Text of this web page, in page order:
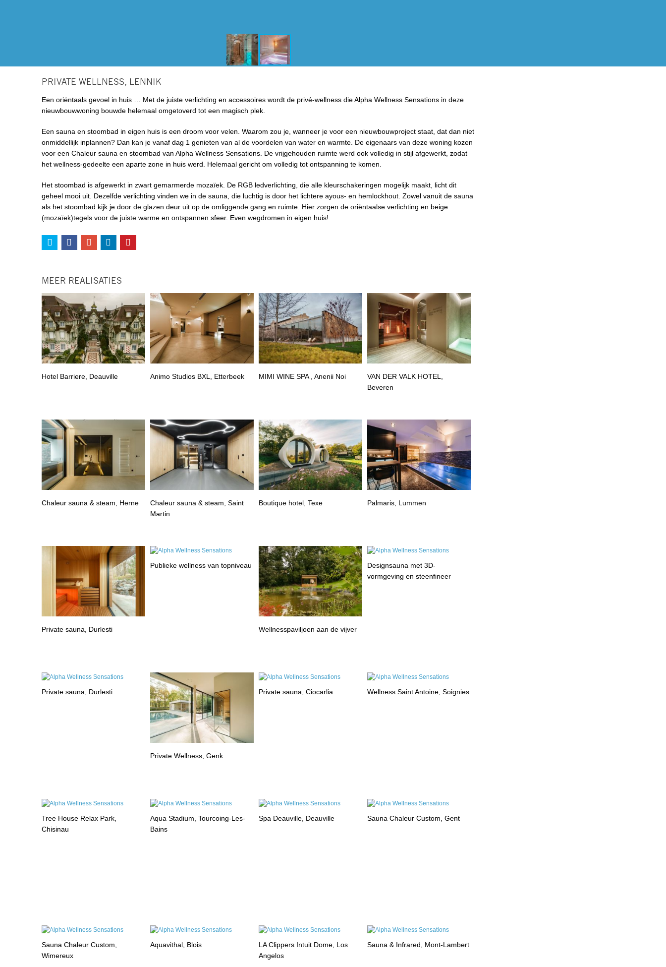
PRIVATE WELLNESS, LENNIK
Een oriëntaals gevoel in huis … Met de juiste verlichting en accessoires wordt de privé-wellness die Alpha Wellness Sensations in deze
nieuwbouwwoning bouwde helemaal omgetoverd tot een magisch plek.
Een sauna en stoombad in eigen huis is een droom voor velen. Waarom zou je, wanneer je voor een nieuwbouwproject staat, dat dan niet
onmiddellijk inplannen? Dan kan je vanaf dag 1 genieten van al de voordelen van water en warmte. De eigenaars van deze woning kozen
voor een Chaleur sauna en stoombad van Alpha Wellness Sensations. De vrijgehouden ruimte werd ook volledig in stijl afgewerkt, zodat
het wellness-gedeelte een aparte zone in huis werd. Helemaal gericht om volledig tot ontspanning te komen.
Het stoombad is afgewerkt in zwart gemarmerde mozaïek. De RGB ledverlichting, die alle kleurschakeringen mogelijk maakt, licht dit
geheel mooi uit. Dezelfde verlichting vinden we in de sauna, die luchtig is door het lichtere ayous- en hemlockhout. Zowel vanuit de sauna
als het stoombad kijk je door de glazen deur uit op de omliggende gang en ruimte. Hier zorgen de oriëntaalse verlichting en beige
(mozaïek)tegels voor de juiste warme en ontspannen sfeer. Even wegdromen in eigen huis!
MEER REALISATIES
Hotel Barriere, Deauville Animo Studios BXL, Etterbeek MIMI WINE SPA , Anenii Noi
VAN DER VALK HOTEL,
Beveren
Chaleur sauna & steam, Herne
Chaleur sauna & steam, Saint
Martin
Boutique hotel, Texe Palmaris, Lummen
Private sauna, Durlesti
Publieke wellness van topniveau
Wellnesspaviljoen aan de vijver
Designsauna met 3D-
vormgeving en steenfineer
Private sauna, Durlesti
Private Wellness, Genk
Private sauna, Ciocarlia Wellness Saint Antoine, Soignies
Tree House Relax Park,
Chisinau
Aqua Stadium, Tourcoing-Les-
Bains
Spa Deauville, Deauville Sauna Chaleur Custom, Gent
Sauna Chaleur Custom,
Wimereux
Aquavithal, Blois
LA Clippers Intuit Dome, Los
Angelos
Sauna & Infrared, Mont-Lambert